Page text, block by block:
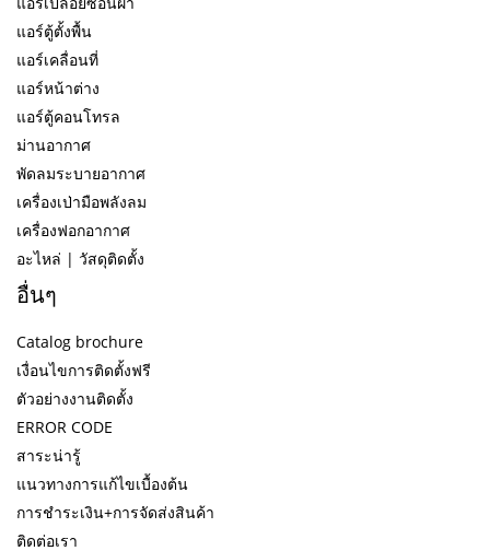
แอร์ตู้ตั้งพื้น
แอร์เคลื่อนที่
แอร์หน้าต่าง
แอร์ตู้คอนโทรล
ม่านอากาศ
พัดลมระบายอากาศ
เครื่องเป่ามือพลังลม
เครื่องฟอกอากาศ
อะไหล่ | วัสดุติดตั้ง
อื่นๆ
Catalog brochure
เงื่อนไขการติดตั้งฟรี
ตัวอย่างงานติดตั้ง
ERROR CODE
สาระน่ารู้
แนวทางการแก้ไขเบื้องต้น
การชำระเงิน+การจัดส่งสินค้า
ติดต่อเรา